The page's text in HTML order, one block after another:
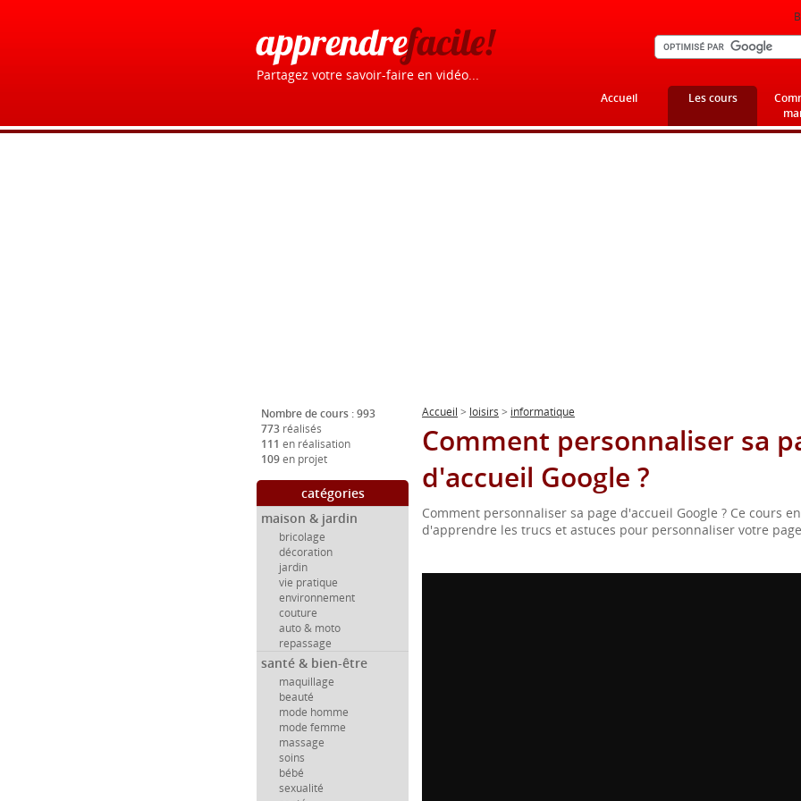
apprendrefacile!
Partagez votre savoir-faire en vidéo...
Accueil Les cours
Nombre de cours : 993
773 réalisés
111 en réalisation
109en projet
catégories
maison & jardin
bricolage
décoration
jardin
vie pratique
environnement
couture
auto & moto
repassage
santé & bien-être
maquillage
beauté
mode homme
mode femme
massage
soins
bébé
sexualité
Accueil > loisirs > informatique
Comment personnaliser sa
d'accueil Google ?
Comment personnaliser sa page d'accueil Google ? Ce cours
d'apprendre les trucs et astuces pour personnaliser votre